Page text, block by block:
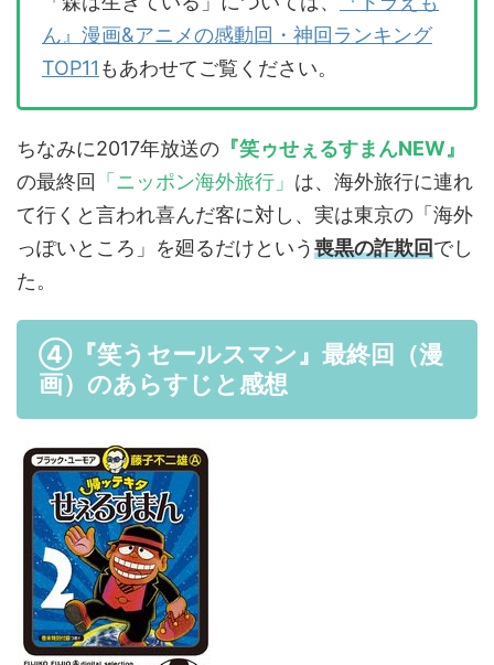
ん』漫画&アニメの感動回・神回ランキング
TOP11 もあわせてご覧ください。
ちなみに2017年放送の 『笑ゥせぇるすまんNEW』
の最終回
「ニッポン海外旅行」 は、海外旅行に連れ
て行くと言われ喜んだ客に対し、実は東京の「海外
っぽいところ」を廻るだけという喪黒の詐欺回でし
た。
④『笑うセールスマン』最終回（漫
画）のあらすじと感想